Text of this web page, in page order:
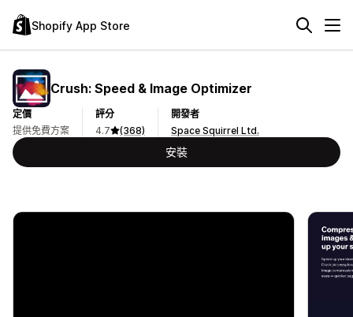
Shopify App Store
Crush: Speed & Image Optimizer
定價
提供免費方案
評分
4.7
(368)
開發者
Space Squirrel Ltd.
安裝